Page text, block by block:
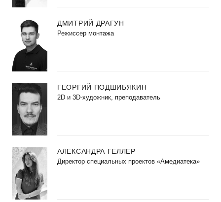
ДМИТРИЙ ДРАГУН
Режиссер монтажа
ГЕОРГИЙ ПОДШИБЯКИН
2D и 3D-художник, преподаватель
АЛЕКСАНДРА ГЕЛЛЕР
Директор специальных проектов «Амедиатека»